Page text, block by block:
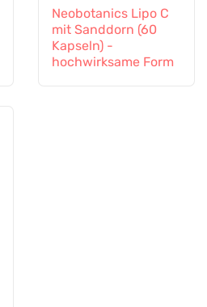
Neobotanics Lipo C
mit Sanddorn (60
Kapseln) -
hochwirksame Form